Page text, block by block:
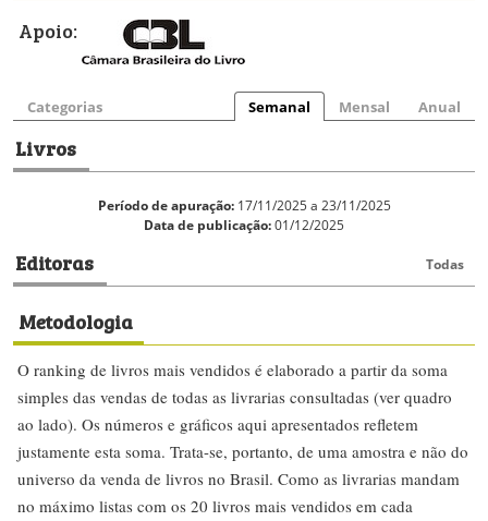
Apoio:
Categorias Semanal Mensal Anual
Livros
Período de apuração:17/11/2025 a 23/11/2025
Data de publicação:01/12/2025
Editoras Todas
Metodologia
O ranking de livros mais vendidos é elaborado a partir da soma
simples das vendas de todas as livrarias consultadas (ver quadro
ao lado). Os números e gráficos aqui apresentados refletem
justamente esta soma. Trata-se, portanto, de uma amostra e não do
universo da venda de livros no Brasil. Como as livrarias mandam
no máximo listas com os 20 livros mais vendidos em cada